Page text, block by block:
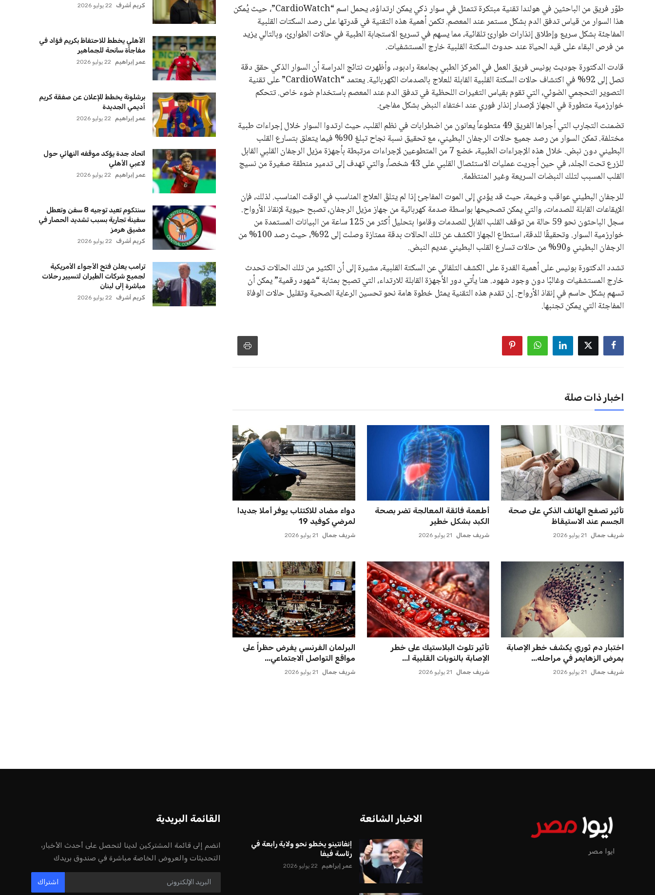
طوّر فريق من الباحثين في هولندا تقنية مبتكرة تتمثل في سوار ذكي يمكن ارتداؤه، يحمل اسم “CardioWatch”، حيث يُمكن
هذا السوار من قياس تدفق الدم بشكل مستمر عند المعصم. تكمن أهمية هذه التقنية في قدرتها على رصد السكتات القلبية
المفاجئة بشكل سريع وإطلاق إنذارات طوارئ تلقائية، مما يسهم في تسريع الاستجابة الطبية في حالات الطوارئ، وبالتالي يزيد
من فرص البقاء على قيد الحياة عند حدوث السكتة القلبية خارج المستشفيات.
قادت الدكتورة جوديث بونيس فريق العمل في المركز الطبي بجامعة رادبود، وأظهرت نتائج الدراسة أن السوار الذكي حقق دقة
تصل إلى 92% في اكتشاف حالات السكتة القلبية القابلة للعلاج بالصدمات الكهربائية. يعتمد “CardioWatch” على تقنية
التصوير التحجمي الضوئي، التي تقوم بقياس التغيرات اللحظية في تدفق الدم عند المعصم باستخدام ضوء خاص. تتحكم
خوارزمية متطورة في الجهاز لإصدار إنذار فوري عند اختفاء النبض بشكل مفاجئ.
تضمنت التجارب التي أجراها الفريق 49 متطوعاً يعانون من اضطرابات في نظم القلب، حيث ارتدوا السوار خلال إجراءات طبية
مختلفة. تمكن السوار من رصد جميع حالات الرجفان البطيني، مع تحقيق نسبة نجاح تبلغ 90% فيما يتعلق بتسارع القلب
البطيني دون نبض. خلال هذه الإجراءات الطبية، خضع 7 من المتطوعين لإجراءات مرتبطة بأجهزة مزيل الرجفان القلبي القابل
للزرع تحت الجلد، في حين أجريت عمليات الاستئصال القلبي على 43 شخصاً، والتي تهدف إلى تدمير منطقة صغيرة من نسيج
القلب المسبب لتلك النبضات السريعة وغير المنتظمة.
للرجفان البطيني عواقب وخيمة، حيث قد يؤدي إلى الموت المفاجئ إذا لم يتلقَ العلاج المناسب في الوقت المناسب. لذلك، فإن
الإيقاعات القابلة للصدمات، والتي يمكن تصحيحها بواسطة صدمة كهربائية من جهاز مزيل الرجفان، تصبح حيوية لإنقاذ الأرواح.
سجل الباحثون نحو 59 حالة من توقف القلب القابل للصدمات وقاموا بتحليل أكثر من 125 ساعة من البيانات المستمدة من
خوارزمية السوار. وتحقيقًا للدقة، استطاع الجهاز الكشف عن تلك الحالات بدقة ممتازة وصلت إلى 92%، حيث رصد 100% من
الرجفان البطيني و90% من حالات تسارع القلب البطيني عديم النبض.
تشدد الدكتورة بونيس على أهمية القدرة على الكشف التلقائي عن السكتة القلبية، مشيرة إلى أن الكثير من تلك الحالات تحدث
خارج المستشفيات وغالبًا دون وجود شهود. هنا يأتي دور الأجهزة القابلة للارتداء، التي تصبح بمثابة “شهود رقمية” يمكن أن
تسهم بشكل حاسم في إنقاذ الأرواح. إن تقدم هذه التقنية يمثل خطوة هامة نحو تحسين الرعاية الصحية وتقليل حالات الوفاة
المفاجئة التي يمكن تجنبها.
اخبار ذات صلة
تأثير تصفح الهاتف الذكي على صحة
الجسم عند الاستيقاظ
شريف جمال 21 يوليو 2026
أطعمة فائقة المعالجة تضر بصحة
الكبد بشكل خطير
شريف جمال 21 يوليو 2026
دواء مضاد للاكتئاب يوفر أملا جديدا
لمرضي كوفيد 19
شريف جمال 21 يوليو 2026
اختبار دم ثوري يكشف خطر الإصابة
بمرض الزهايمر في مراحله...
شريف جمال 21 يوليو 2026
تأثير تلوث البلاستيك على خطر
الإصابة بالنوبات القلبية ا...
شريف جمال 21 يوليو 2026
البرلمان الفرنسي يفرض حظراً على
مواقع التواصل الاجتماعي...
شريف جمال 21 يوليو 2026
كريم أشرف 22 يوليو 2026
الأهلي يخطط للاحتفاظ بكريم فؤاد في
مفاجأة سانحة للجماهير
عمر إبراهيم 22 يوليو 2026
برشلونة يخطط للإعلان عن صفقة كريم
أديمي الجديدة
عمر إبراهيم 22 يوليو 2026
اتحاد جدة يؤكد موقفه النهائي حول
لاعبي الأهلي
عمر إبراهيم 22 يوليو 2026
سنتكوم تعيد توجيه 8 سفن وتعطل
سفينة تجارية بسبب تشديد الحصار في
مضيق هرمز
كريم أشرف 22 يوليو 2026
ترامب يعلن فتح الأجواء الأمريكية
لجميع شركات الطيران لتسيير رحلات
مباشرة إلى لبنان
كريم أشرف 22 يوليو 2026
ايوا مصر
الاخبار الشائعة
إنفانتينو يخطو نحو ولاية رابعة في
رئاسة فيفا
عمر إبراهيم 22 يوليو 2026
القائمة البريدية
انضم إلى قائمة المشتركين لدينا لتحصل على أحدث الأخبار،
التحديثات والعروض الخاصة مباشرة في صندوق بريدك
اشتراك